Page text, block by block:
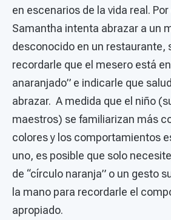
en escenarios de la vida real.
Samantha intenta abrazar a un
desconocido en un restaurante,
recordarle que el mesero está
anaranjado” e indicarle que
abrazar. A medida que el niño
maestros) se familiarizan más
colores y los comportamientos
uno, es posible que solo
de “círculo naranja” o un gesto
la mano para recordarle el
apropiado.